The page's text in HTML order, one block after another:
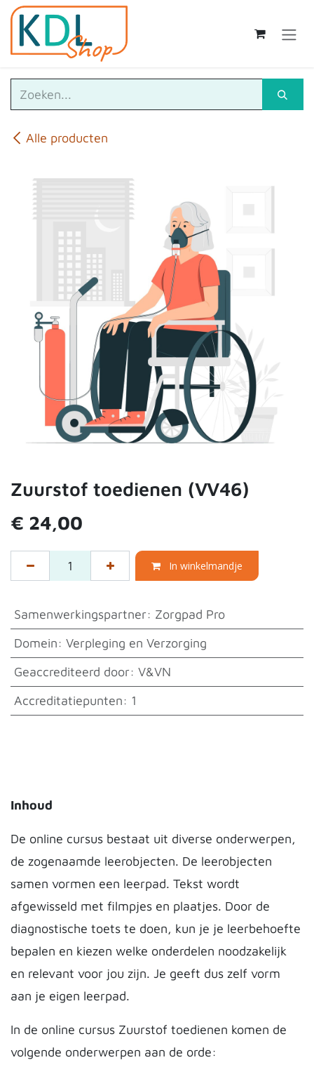
Overslaan naar inhoud
Alle producten
Zuurstof toedienen (VV46)
€ 24,00
In winkelmandje
Samenwerkingspartner: Zorgpad Pro
Domein: Verpleging en Verzorging
Geaccrediteerd door: V&VN
Accreditatiepunten: 1
Inhoud
De online cursus bestaat uit diverse onderwerpen,
de zogenaamde leerobjecten. De leerobjecten
samen vormen een leerpad. Tekst wordt
afgewisseld met filmpjes en plaatjes. Door de
diagnostische toets te doen, kun je je leerbehoefte
bepalen en kiezen welke onderdelen noodzakelijk
en relevant voor jou zijn. Je geeft dus zelf vorm
aan je eigen leerpad.
In de online cursus Zuurstof toedienen komen de
volgende onderwerpen aan de orde: